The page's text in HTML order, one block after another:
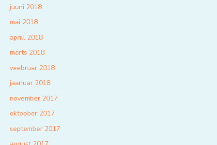
juuni 2018
mai 2018
aprill 2018
märts 2018
veebruar 2018
jaanuar 2018
november 2017
oktoober 2017
september 2017